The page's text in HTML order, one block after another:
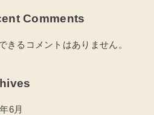
Comments
きるコメントはありません。
6月